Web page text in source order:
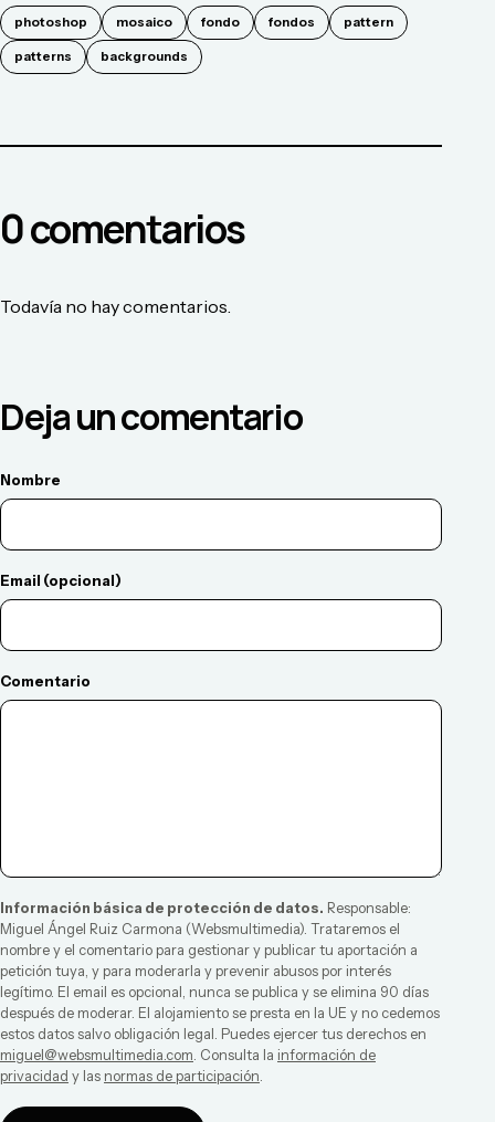
photoshop mosaico fondo fondos pattern
patterns backgrounds
0comentarios
Todavía no hay comentarios.
Deja un comentario
Nombre
Email (opcional)
Comentario
Información básica de protección de datos. Responsable:
Miguel Ángel Ruiz Carmona (Websmultimedia). Trataremos el
nombre y el comentario para gestionar y publicar tu aportación a
petición tuya, y para moderarla y prevenir abusos por interés
legítimo. El email es opcional, nunca se publica y se elimina 90 días
después de moderar. El alojamiento se presta en la UE y no cedemos
estos datos salvo obligación legal. Puedes ejercer tus derechos en
miguel@websmultimedia.com. Consulta la información de
privacidad y las normas de participación.